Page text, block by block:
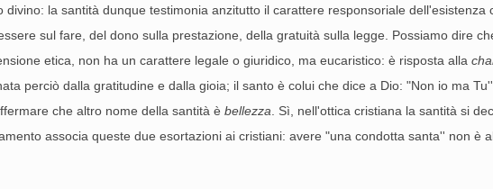
divino: la santità dunque testimonia anzitutto il carattere responsoriale
sul fare, del dono sulla prestazione, della gratuità sulla legge. Possiamo dire
etica, non ha un carattere legale o giuridico, ma eucaristico: è risposta alla
perciò dalla gratitudine e dalla gioia; il santo è colui che dice a Dio: "Non io ma
che altro nome della santità è bellezza . Sì, nell'ottica cristiana la santità si
associa queste due esortazioni ai cristiani: avere "una condotta santa'' non è